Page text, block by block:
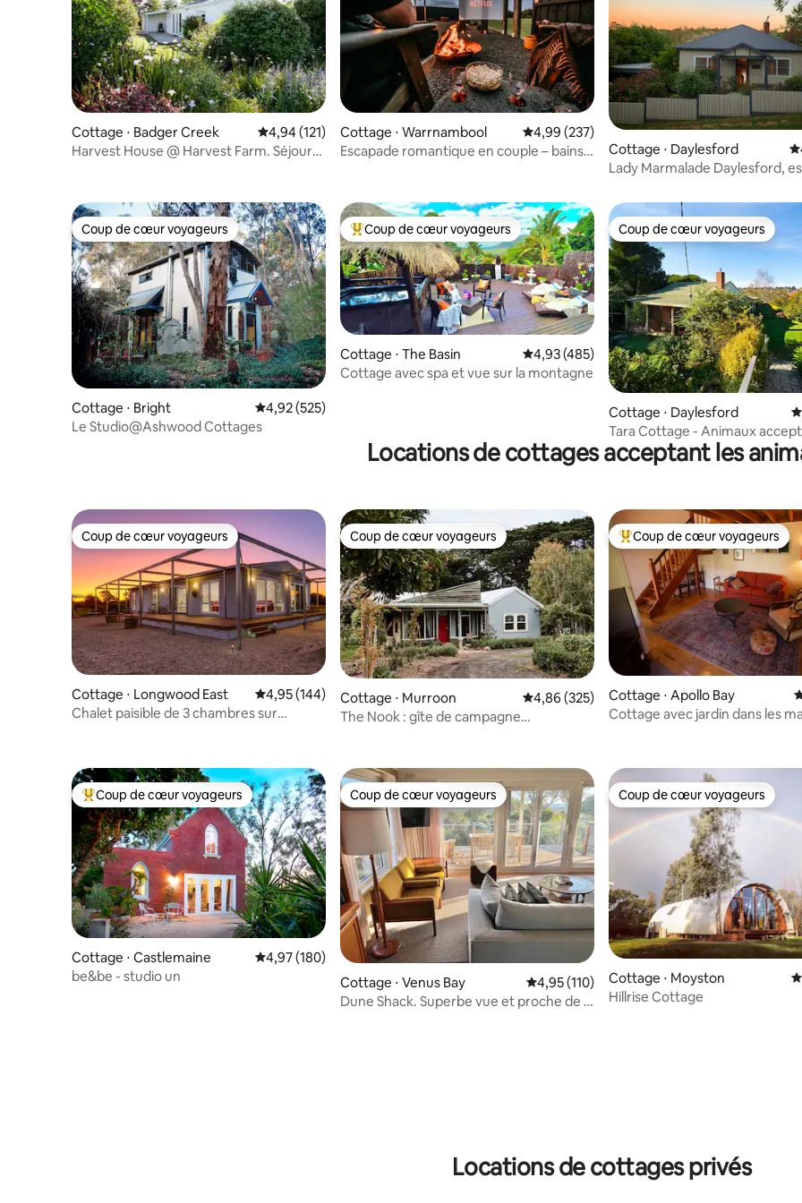
Cottage ⋅ Badger Creek Évaluation moyenne sur la base de 121 commentaires : 4,94 sur 5
4,94 (121)
Harvest House @ Harvest Farm. Séjour
Cottage ⋅ Warrnambool Évaluation moyenne sur la base de 237
4,99 (237)
Escapade romantique en couple – bains –
Cottage ⋅ Daylesford
Lady Marmalade Daylesford,
Coup de cœur voyageurs
Coup de cœur voyageurs
Cottage ⋅ Bright Évaluation moyenne sur la base de 525 commentaires : 4,92 sur 5
4,92 (525)
Le Studio@Ashwood Cottages
Coups de cœur voyageurs les plus appréciés
Coup de cœur voyageurs
Cottage ⋅ The Basin Évaluation moyenne sur la base de 485
4,93 (485)
Cottage avec spa et vue sur la montagne
Coup de cœur voyageurs
Coup de cœur voyageurs
Cottage ⋅ Daylesford
Tara Cottage - Animaux
Locations de cottages acceptant les
Coup de cœur voyageurs
Coup de cœur voyageurs
Cottage ⋅ Longwood East Évaluation moyenne sur la base de 144 commentaires : 4,95 sur 5
4,95 (144)
Chalet paisible de 3 chambres sur
Coup de cœur voyageurs
Coup de cœur voyageurs
Cottage ⋅ Murroon Évaluation moyenne sur la base de 325
4,86 (325)
The Nook : gîte de campagne
Coups de cœur voyageurs les
Coup de cœur voyageurs
Cottage ⋅ Apollo Bay
Cottage avec jardin dans les
Coups de cœur voyageurs les plus appréciés
Coup de cœur voyageurs
Cottage ⋅ Castlemaine Évaluation moyenne sur la base de 180 commentaires : 4,97 sur 5
4,97 (180)
be&be - studio un
Coup de cœur voyageurs
Coup de cœur voyageurs
Cottage ⋅ Venus Bay Évaluation moyenne sur la base de 110
4,95 (110)
Dune Shack. Superbe vue et proche de la
Coup de cœur voyageurs
Coup de cœur voyageurs
Cottage ⋅ Moyston
Hillrise Cottage
Locations de cottages privés